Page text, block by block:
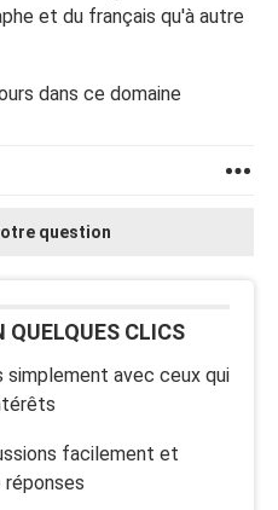
et du français qu'à autre
dans ce domaine
question
QUELQUES CLICS
simplement avec ceux qui
facilement et